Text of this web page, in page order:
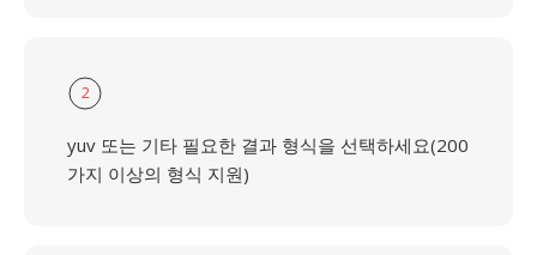
2
yuv 또는 기타 필요한 결과 형식을 선택하세요(200
가지 이상의 형식 지원)